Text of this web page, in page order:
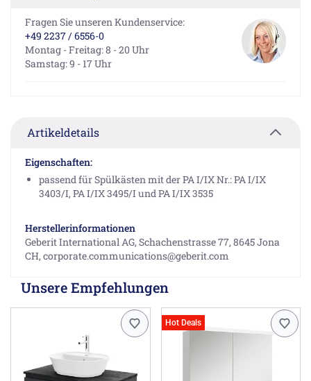
Fragen Sie unseren Kundenservice:
+49 2237 / 6556-0
Montag - Freitag: 8 - 20 Uhr
Samstag: 9 - 17 Uhr
Artikeldetails
Eigenschaften:
passend für Spülkästen mit der PA I/IX Nr.: PA I/IX
3403/I, PA I/IX 3495/I und PA I/IX 3535
Herstellerinformationen
Geberit International AG, Schachenstrasse 77, 8645 Jona
CH, corporate.communications@geberit.com
Unsere Empfehlungen
Hot Deals